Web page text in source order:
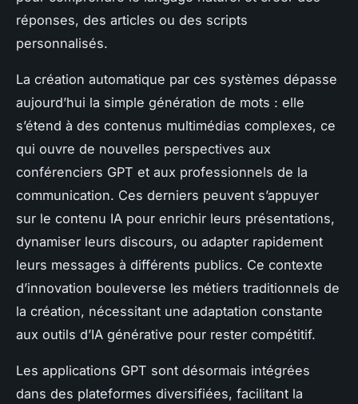
réponses, des articles ou des scripts
personnalisés.
La création automatique par ces systèmes dépasse
aujourd’hui la simple génération de mots : elle
s’étend à des contenus multimédias complexes, ce
qui ouvre de nouvelles perspectives aux
conférenciers GPT et aux professionnels de la
communication. Ces derniers peuvent s’appuyer
sur le contenu IA pour enrichir leurs présentations,
dynamiser leurs discours, ou adapter rapidement
leurs messages à différents publics. Ce contexte
d’innovation bouleverse les métiers traditionnels de
la création, nécessitant une adaptation constante
aux outils d’IA générative pour rester compétitif.
Les applications GPT sont désormais intégrées
dans des plateformes diversifiées, facilitant la